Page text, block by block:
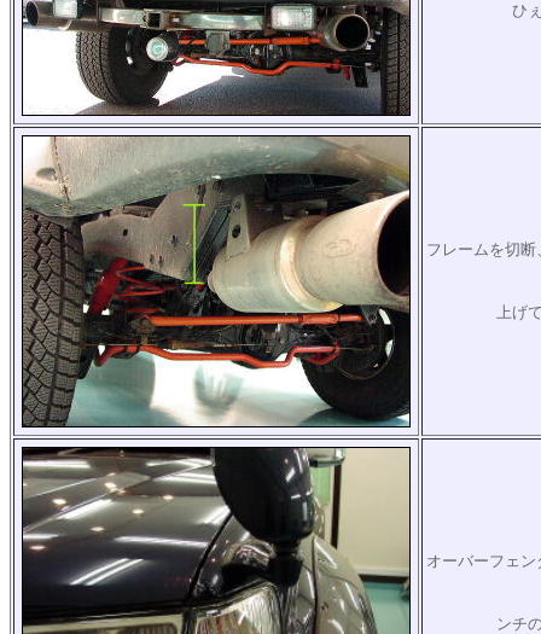
ひ
フレームを切
上げ
オーバーフェ
ンチ